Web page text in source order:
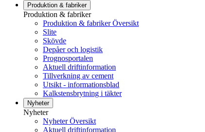
Produktion & fabriker
Produktion & fabriker
Produktion & fabriker Översikt
Slite
Skövde
Depåer och logistik
Prognosportalen
Aktuell driftinformation
Tillverkning av cement
Utsikt - informationsblad
Kalkstensbrytning i täkter
Nyheter
Nyheter
Nyheter Översikt
Aktuell driftinformation